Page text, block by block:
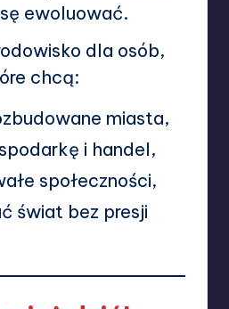
ewoluować.
dla osób,
chcą:
miasta,
i handel,
społeczności,
świat bez presji